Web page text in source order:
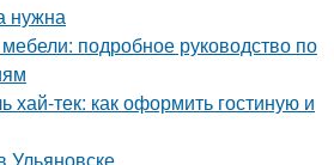
нужна
подробное руководство по
тек: как оформить гостиную и
Ульяновске